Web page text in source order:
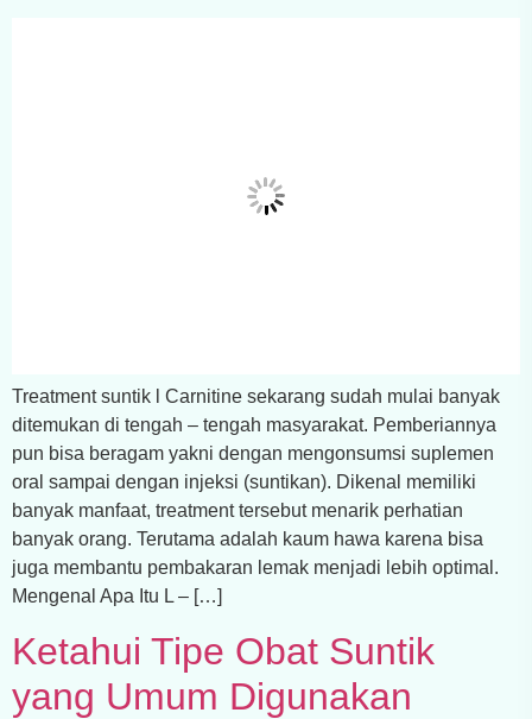
Treatment suntik l Carnitine sekarang sudah mulai banyak
ditemukan di tengah – tengah masyarakat. Pemberiannya
pun bisa beragam yakni dengan mengonsumsi suplemen
oral sampai dengan injeksi (suntikan). Dikenal memiliki
banyak manfaat, treatment tersebut menarik perhatian
banyak orang. Terutama adalah kaum hawa karena bisa
juga membantu pembakaran lemak menjadi lebih optimal.
Mengenal Apa Itu L – […]
Ketahui Tipe Obat Suntik
yang Umum Digunakan